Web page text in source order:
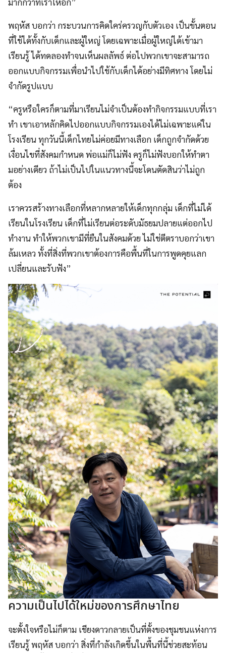
พฤหัส บอกว่า กระบวนการคิดใคร่ครวญกับตัวเอง เป็นขั้นตอน
ที่ใช้ได้ทั้งกับเด็กและผู้ใหญ่ โดยเฉพาะเมื่อผู้ใหญ่ได้เข้ามา
เรียนรู้ ได้ทดลองทำจนเห็นผลลัพธ์ ต่อไปพวกเขาจะสามารถ
ออกแบบกิจกรรมเพื่อนำไปใช้กับเด็กได้อย่างมีทิศทาง โดยไม่
จำกัดรูปแบบ
“ครูหรือใครก็ตามที่มาเรียนไม่จำเป็นต้องทำกิจกรรมแบบที่เรา
ทำ เขาเอาหลักคิดไปออกแบบกิจกรรมเองได้ไม่เฉพาะแค่ใน
โรงเรียน ทุกวันนี้เด็กไทยไม่ค่อยมีทางเลือก เด็กถูกจำกัดด้วย
เงื่อนไขที่สังคมกำหนด พ่อแม่ก็ไม่ฟัง ครูก็ไม่ฟังบอกให้ทำตา
มอย่างเดียว ถ้าไม่เป็นไปในแนวทางนี้จะโดนตัดสินว่าไม่ถูก
ต้อง
เราควรสร้างทางเลือกที่หลากหลายให้เด็กทุกกลุ่ม เด็กที่ไม่ได้
เรียนในโรงเรียน เด็กที่ไม่เรียนต่อระดับมัธยมปลายแต่ออกไป
ทำงาน ทำให้พวกเขามีที่ยืนในสังคมด้วย ไม่ใช่ตีตราบอกว่าเขา
ล้มเหลว ทั้งที่สิ่งที่พวกเขาต้องการคือพื้นที่ในการพูดคุยแลก
เปลี่ยนและรับฟัง”
ความเป็นไปได้ใหม่ของการศึกษาไทย
จะตั้งใจหรือไม่ก็ตาม เชียงดาวกลายเป็นที่ตั้งของชุมชนแห่งการ
เรียนรู้ พฤหัส บอกว่า สิ่งที่กำลังเกิดขึ้นในพื้นที่นี้ช่วยสะท้อน